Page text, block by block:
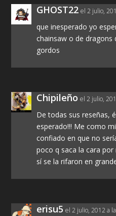
GHOST22 el 2 julio,
que inesperado yo
chainsaw o de dragons
gordos
Chipileño el 2 julio,
De todas sus reseñas,
esperado!!! Me como
confiado en que no
poco q saca la cara por
sí se la rifaron en
erisu5 el 2 julio, 2012 a